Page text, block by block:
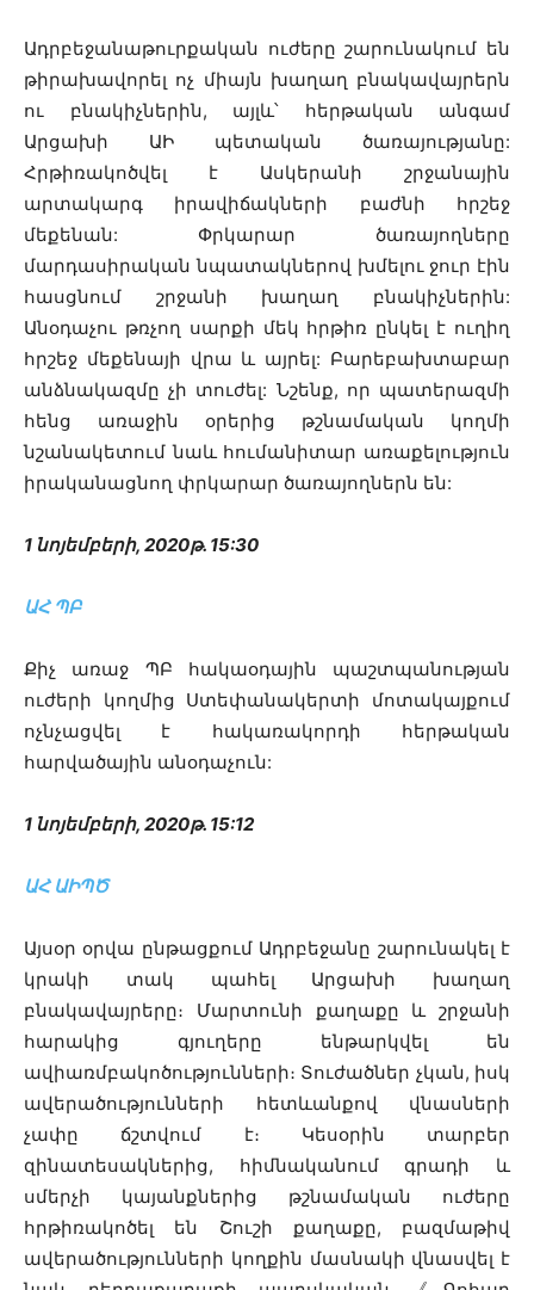
Ադրբեջանաթուրքական ուժերը շարունակում են
թիրախավորել ոչ միայն խաղաղ բնակավայրերն
ու բնակիչներին, այլև՝ հերթական անգամ
Արցախի ԱԻ պետական ծառայությանը:
Հրթիռակոծվել է Ասկերանի շրջանային
արտակարգ իրավիճակների բաժնի հրշեջ
մեքենան: Փրկարար ծառայողները
մարդասիրական նպատակներով խմելու ջուր էին
հասցնում շրջանի խաղաղ բնակիչներին:
Անօդաչու թռչող սարքի մեկ հրթիռ ընկել է ուղիղ
հրշեջ մեքենայի վրա և այրել: Բարեբախտաբար
անձնակազմը չի տուժել: Նշենք, որ պատերազմի
հենց առաջին օրերից թշնամական կողմի
նշանակետում նաև հումանիտար առաքելություն
իրականացնող փրկարար ծառայողներն են:
1 նոյեմբերի, 2020թ. 15:30
ԱՀ ՊԲ
Քիչ առաջ ՊԲ հակաօդային պաշտպանության
ուժերի կողմից Ստեփանակերտի մոտակայքում
ոչնչացվել է հակառակորդի հերթական
հարվածային անօդաչուն:
1 նոյեմբերի, 2020թ. 15:12
ԱՀ ԱԻՊԾ
Այսօր օրվա ընթացքում Ադրբեջանը շարունակել է
կրակի տակ պահել Արցախի խաղաղ
բնակավայրերը։ Մարտունի քաղաքը և շրջանի
հարակից գյուղերը ենթարկվել են
ավիառմբակոծությունների։ Տուժածներ չկան, իսկ
ավերածությունների հետևանքով վնասների
չափը ճշտվում է։ Կեսօրին տարբեր
զինատեսակներից, հիմնականում գրադի և
սմերչի կայանքներից թշնամական ուժերը
հրթիռակոծել են Շուշի քաղաքը, բազմաթիվ
ավերածությունների կողքին մասնակի վնասվել է